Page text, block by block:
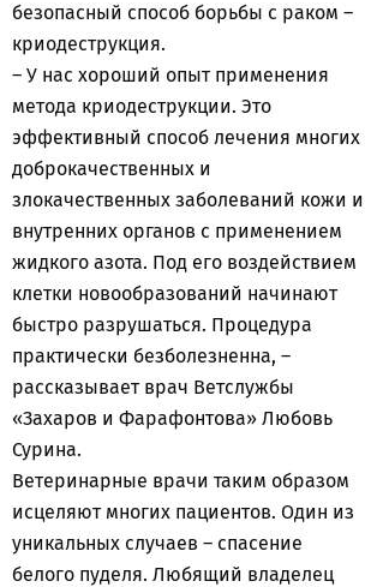
безопасный способ борьбы с раком –
криодеструкция.
– У нас хороший опыт применения
метода криодеструкции. Это
эффективный способ лечения многих
доброкачественных и
злокачественных заболеваний кожи и
внутренних органов с применением
жидкого азота. Под его воздействием
клетки новообразований начинают
быстро разрушаться. Процедура
практически безболезненна, –
рассказывает врач Ветслужбы
«Захаров и Фарафонтова» Любовь
Сурина.
Ветеринарные врачи таким образом
исцеляют многих пациентов. Один из
уникальных случаев – спасение
белого пуделя. Любящий владелец